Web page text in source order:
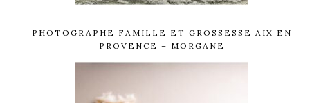
PHOTOGRAPHE FAMILLE ET GROSSESSE AIX EN
PROVENCE – MORGANE